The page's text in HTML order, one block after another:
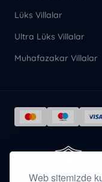
Web sitemizde
Lüks Villalar
Ultra Lüks Villalar
Muhafazakar Villalar